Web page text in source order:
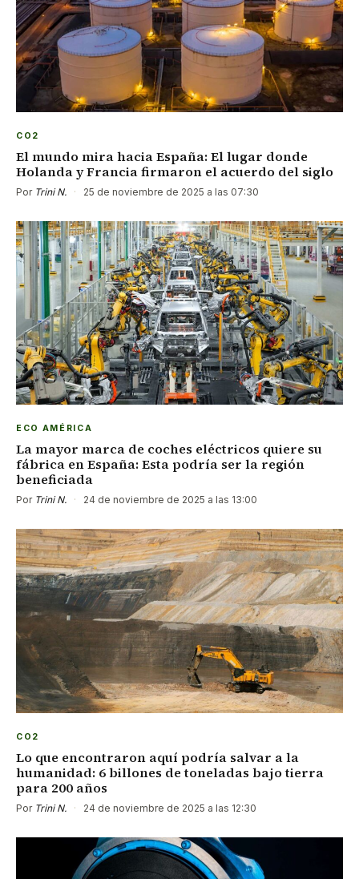
CO2
El mundo mira hacia España: El lugar donde
Holanda y Francia firmaron el acuerdo del siglo
Por Trini N. · 25 de noviembre de 2025 a las 07:30
ECO AMÉRICA
La mayor marca de coches eléctricos quiere su
fábrica en España: Esta podría ser la región
beneficiada
Por Trini N. · 24 de noviembre de 2025 a las 13:00
CO2
Lo que encontraron aquí podría salvar a la
humanidad: 6 billones de toneladas bajo tierra
para 200 años
Por Trini N. · 24 de noviembre de 2025 a las 12:30